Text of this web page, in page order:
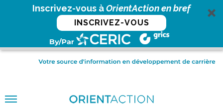
Inscrivez-vous àOrientAction en bref
INSCRIVEZ-VOUS